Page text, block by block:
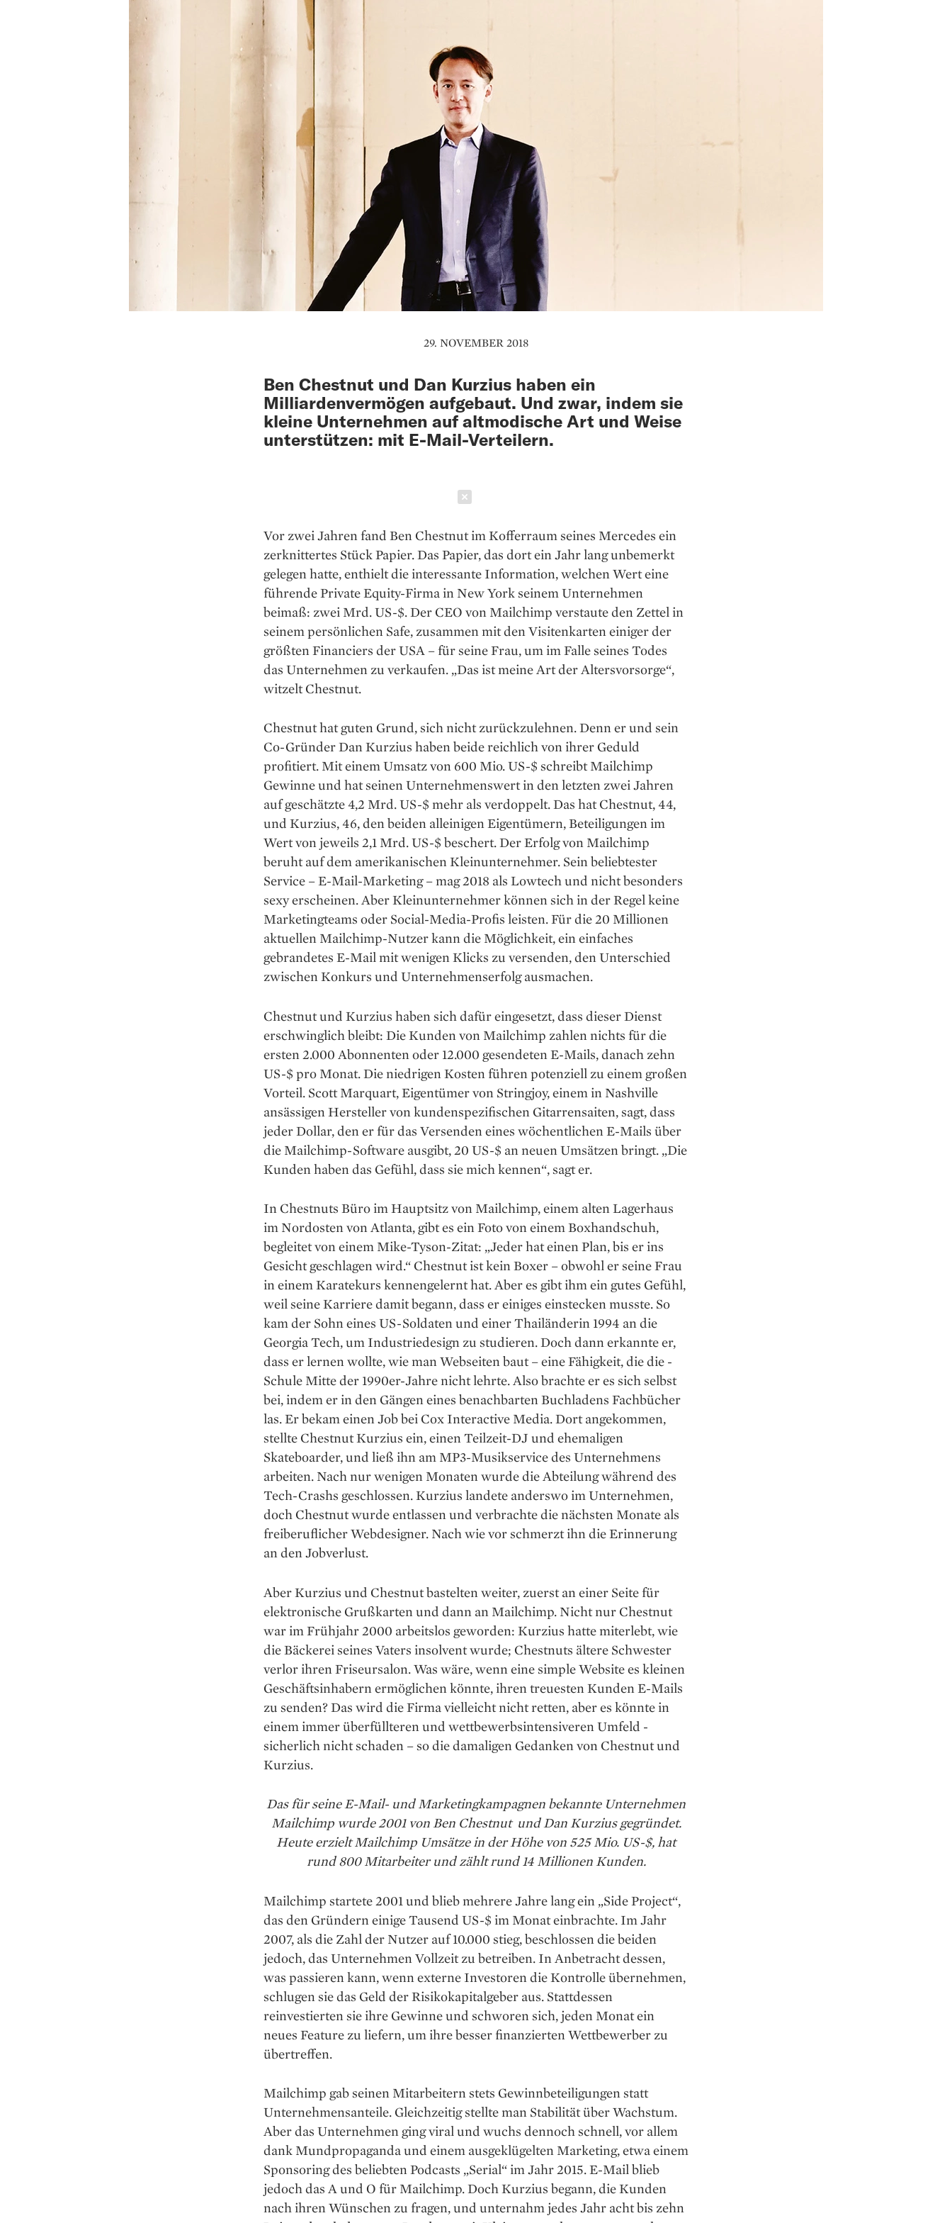
29. NOVEMBER 2018
Ben Chestnut und Dan Kurzius haben ein
Milliardenvermögen aufgebaut. Und zwar, indem sie
kleine Unternehmen auf altmodische Art und Weise
unterstützen: mit E-Mail-Verteilern.
Vor zwei Jahren fand Ben ­Chestnut im Kofferraum seines Mercedes ein
zerknittertes Stück Papier. Das ­Papier, das dort ein Jahr lang unbemerkt
gelegen hatte, enthielt die ­interessante Information, welchen Wert eine
führende Private Equity-Firma in New York seinem Unternehmen
beimaß: zwei Mrd. US-$. Der CEO von Mailchimp ­verstaute den Zettel in
seinem persönlichen Safe, zusammen mit den Visitenkarten einiger der
größten Financiers der USA – für seine Frau, um im Falle seines Todes
das Unternehmen zu verkaufen. „Das ist meine Art der Altersvorsorge“,
witzelt Chestnut.
Chestnut hat guten Grund, sich nicht zurückzulehnen. Denn er und sein
Co-Gründer Dan Kur­zius ­haben beide reichlich von ihrer Geduld
profitiert. Mit einem Umsatz von 600 Mio. US-$ schreibt Mailchimp
Gewinne und hat seinen Unternehmenswert in den letzten zwei Jahren
auf geschätzte 4,2 Mrd. US-$ mehr als verdoppelt. Das hat Chestnut, 44,
und Kurzius, 46, den ­beiden alleinigen Eigentümern, ­Beteiligungen im
Wert von jeweils 2,1 Mrd. US-$ beschert. Der Erfolg von Mailchimp
beruht auf dem amerikanischen Kleinunternehmer. Sein beliebtester
Service – E-Mail-Marketing – mag 2018 als Lowtech und nicht besonders
sexy erscheinen. Aber Kleinunternehmer können sich in der Regel keine
Marketingteams oder Social-Media-Profis leisten. Für die 20 Millionen
aktuellen Mailchimp-Nutzer kann die Möglichkeit, ein einfaches
gebrandetes E-Mail mit wenigen Klicks zu versenden, den Unterschied
zwischen Konkurs und Unternehmenserfolg ausmachen.
Chestnut und Kurzius ­haben sich dafür eingesetzt, dass ­dieser Dienst
erschwinglich bleibt: Die Kunden von Mailchimp zahlen nichts für die
ersten 2.000 Abonnenten oder 12.000 gesendeten E-Mails, danach zehn
US-$ pro ­Monat. Die niedrigen Kosten führen ­potenziell zu einem großen
Vorteil. Scott Marquart, Eigentümer von Stringjoy, einem in Nashville
ansässigen Hersteller von kundenspezifischen Gitarrensaiten, sagt, dass
jeder Dollar, den er für das Versenden eines wöchentlichen E-Mails über
die Mailchimp-Software ausgibt, 20 US-$ an neuen Umsätzen bringt. „Die
Kunden haben das Gefühl, dass sie mich kennen“, sagt er.
In Chestnuts Büro im Hauptsitz von Mailchimp, einem alten ­Lagerhaus
im Nordosten von Atlanta, gibt es ein Foto von einem Boxhandschuh,
begleitet von einem Mike-Tyson-Zitat: „Jeder hat einen Plan, bis er ins
Gesicht geschlagen wird.“ Chestnut ist kein Boxer – obwohl er seine Frau
in einem Karate­kurs kennengelernt hat. Aber es gibt ihm ein gutes Gefühl,
weil seine Karriere damit begann, dass er einiges einstecken musste. So
kam der Sohn eines US-Soldaten und einer Thailänderin 1994 an die
Georgia Tech, um Industriedesign zu studieren. Doch dann erkannte er,
dass er lernen wollte, wie man Webseiten baut – eine Fähigkeit, die die ­
Schule Mitte der 1990er-Jahre nicht ­lehrte. Also brachte er es sich selbst
bei, indem er in den Gängen eines benachbarten Buchladens Fachbücher
las. Er bekam einen Job bei Cox Interactive Media. Dort angekommen,
stellte Chestnut Kurzius ein, einen Teilzeit-DJ und ehemaligen
Skateboarder, und ließ ihn am MP3-­Musikservice des Unternehmens
arbeiten. Nach nur wenigen Monaten wurde die Abteilung während des
Tech-Crashs geschlossen. Kurzius landete anderswo im Unternehmen,
doch Chestnut wurde entlassen und verbrachte die nächsten Monate als
freiberuflicher Webdesigner. Nach wie vor schmerzt ihn die Erinnerung
an den Jobverlust.
Aber Kurzius und ­Chestnut bastelten weiter, zuerst an einer ­Seite für
elektronische ­Grußkarten und dann an Mailchimp. Nicht nur Chestnut
war im Frühjahr 2000 arbeitslos geworden: Kur­zius ­hatte miterlebt, wie
die Bäckerei ­seines Vaters insolvent wurde; Chestnuts ältere Schwester
verlor ­ihren Friseursalon. Was wäre, wenn eine simple Website es kleinen
Geschäftsinhabern ermöglichen könnte, ihren treuesten Kunden E-Mails
zu senden? Das wird die ­Firma vielleicht nicht retten, aber es könnte in
einem immer überfüllteren und wettbewerbsintensiveren Umfeld ­
sicherlich nicht schaden – so die ­damaligen Gedanken von Chestnut und
Kurzius.
Das für seine E-Mail- und Marketingkampagnen bekannte Unternehmen
Mailchimp wurde 2001 von Ben Chestnut und Dan Kurzius gegründet.
Heute erzielt Mailchimp Umsätze in der Höhe von 525 Mio. US-$, hat
rund 800 Mitarbeiter und zählt rund 14 Millionen Kunden.
Mailchimp startete 2001 und blieb mehrere Jahre lang ein „Side Project“,
das den Gründern ­einige Tausend US-$ im Monat einbrachte. Im Jahr
2007, als die Zahl der Nutzer auf 10.000 stieg, beschlossen die beiden
jedoch, das ­Unternehmen Vollzeit zu betreiben. In Anbetracht dessen,
was passieren kann, wenn externe Investoren die Kontrolle übernehmen,
schlugen sie das Geld der Risikokapitalgeber aus. Stattdessen
reinvestierten sie ihre Gewinne und schworen sich, jeden Monat ein
neues Feature zu liefern, um ihre besser finanzierten Wett­bewerber zu
übertreffen.
Mailchimp gab seinen Mitarbeitern stets Gewinnbeteiligungen statt
Unternehmensanteile. Gleichzeitig stellte man Stabilität über Wachstum.
Aber das ­Unternehmen ging viral und wuchs dennoch schnell, vor allem
dank Mundpropaganda und einem ausgeklügelten Marketing, etwa einem
Sponsoring des beliebten Podcasts „Serial“ im Jahr 2015. E-Mail blieb
jedoch das A und O für Mailchimp. Doch Kurzius begann, die Kunden
nach ihren Wünschen zu fragen, und unternahm jedes Jahr acht bis zehn